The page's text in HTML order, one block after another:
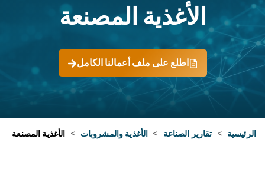
الأغذية المصنعة
اطلع على ملف أعمالنا الكامل
الرئيسية > تقارير الصناعة > الأغذية والمشروبات > الأغذية المصنعة